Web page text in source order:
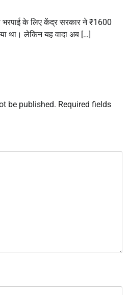
के लिए केंद्र सरकार ने ₹1600
था। लेकिन यह वादा अब […]
be published. Required fields